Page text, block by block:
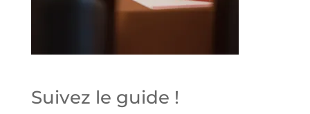
Suivez le guide !